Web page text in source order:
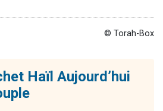
© Torah-Box
Haïl Aujourd’hui